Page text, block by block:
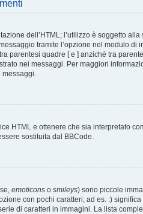
dell’HTML; l’utilizzo è soggetto
tramite l’opzione nel modulo di
parentesi quadre [ e ] anziché tra
nei messaggi. Per maggiori
messaggi.
HTML e ottenere che sia interpretato
sostituita dal BBCode.
emoticons o smileys) sono piccole
con pochi caratteri; ad es. :)
di caratteri in immagini. La lista